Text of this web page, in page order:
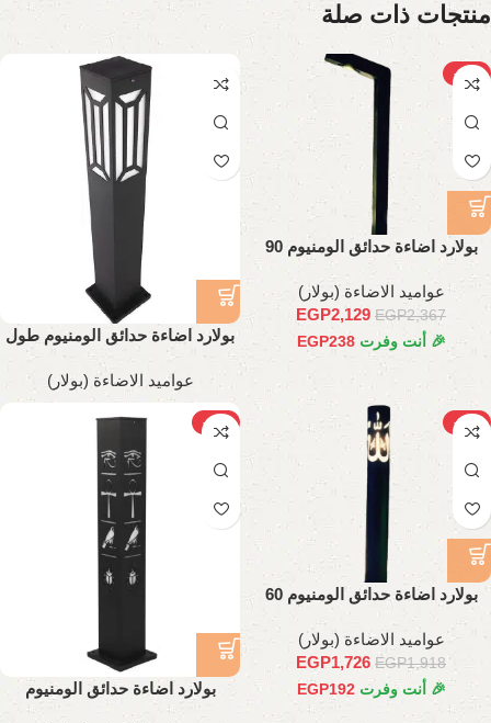
منتجات ذات صلة
-10%
بولارد اضاءة حدائق الومنيوم 90
سم
عواميد الاضاءة (بولار)
EGP2,367
EGP2,129
🎉 أنت وفرت EGP238
بولارد اضاءة حدائق الومنيوم طول
عواميد الاضاءة (بولار)
-10%
بولارد اضاءة حدائق الومنيوم 60
عواميد الاضاءة (بولار)
EGP1,918
EGP1,726
🎉 أنت وفرت EGP192
-10%
بولارد اضاءة حدائق الومنيوم